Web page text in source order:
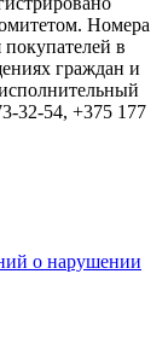
Номера
в
граждан и
32-54, +375 177
о нарушении